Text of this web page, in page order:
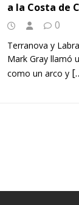
a la Costa de
0
Terranova y
Mark Gray llamó
como un arco y